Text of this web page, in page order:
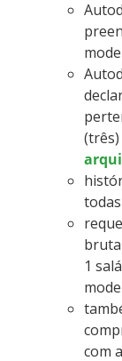
(três)
1
com